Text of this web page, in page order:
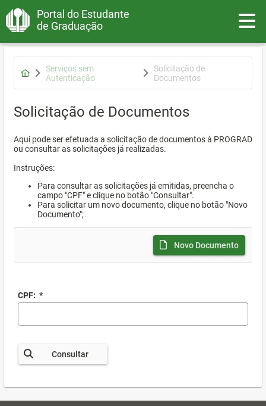
Portal do Estudante
de Graduação
Serviços sem
Autenticação
Solicitação de
Documentos
Solicitação de Documentos
Aqui pode ser efetuada a solicitação de documentos à PROGRAD
ou consultar as solicitações já realizadas.
Instruções:
Para consultar as solicitações já emitidas, preencha o
campo "CPF" e clique no botão "Consultar".
Para solicitar um novo documento, clique no botão "Novo
Documento";
Novo Documento
CPF: *
Consultar